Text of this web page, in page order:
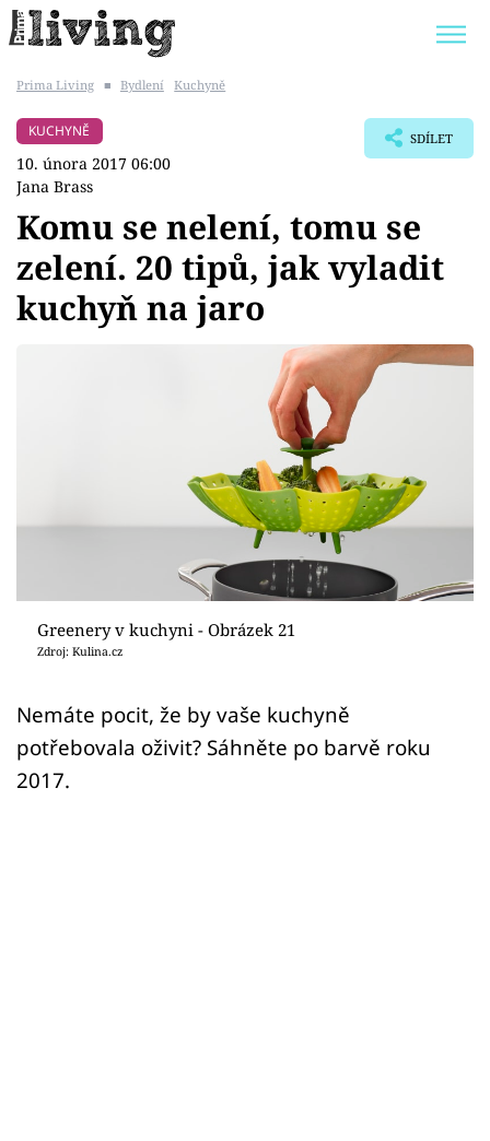
BYDLENÍ SLAVNÝCH
Témata
Bydlení
Sledujte prima+
Sledujte nás
Prima Living ■ Bydlení Kuchyně
KUCHYNĚ
10. února 2017 06:00
Jana Brass
SDÍLET
Komu se nelení, tomu se
zelení. 20 tipů, jak vyladit
kuchyň na jaro
Greenery v kuchyni - Obrázek 21
Zdroj: Kulina.cz
Nemáte pocit, že by vaše kuchyně
potřebovala oživit? Sáhněte po barvě roku
2017.